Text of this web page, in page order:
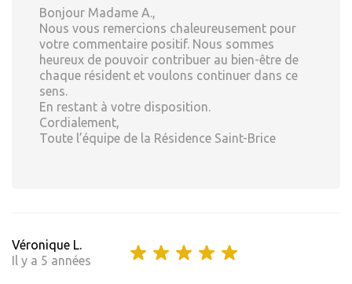
Bonjour Madame A.,
Nous vous remercions chaleureusement pour
votre commentaire positif. Nous sommes
heureux de pouvoir contribuer au bien-être de
chaque résident et voulons continuer dans ce
sens.
En restant à votre disposition.
Cordialement,
Toute l’équipe de la Résidence Saint-Brice
Véronique L.
Il y a 5 années